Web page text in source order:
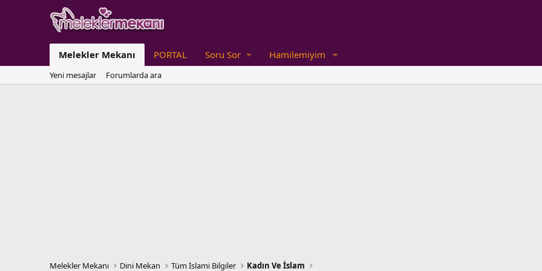
Melekler Mekanı PORTAL Soru Sor Hamilemiyim
Yeni mesajlar Forumlarda ara
Melekler Mekanı Dini Mekan Tüm İslami Bilgiler Kadın Ve İslam